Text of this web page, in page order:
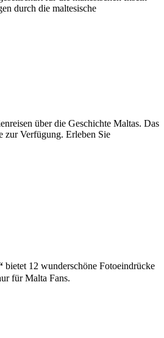
durch die maltesische
über die Geschichte Maltas. Das
zur Verfügung. Erleben Sie
bietet 12 wunderschöne Fotoeindrücke
für Malta Fans.